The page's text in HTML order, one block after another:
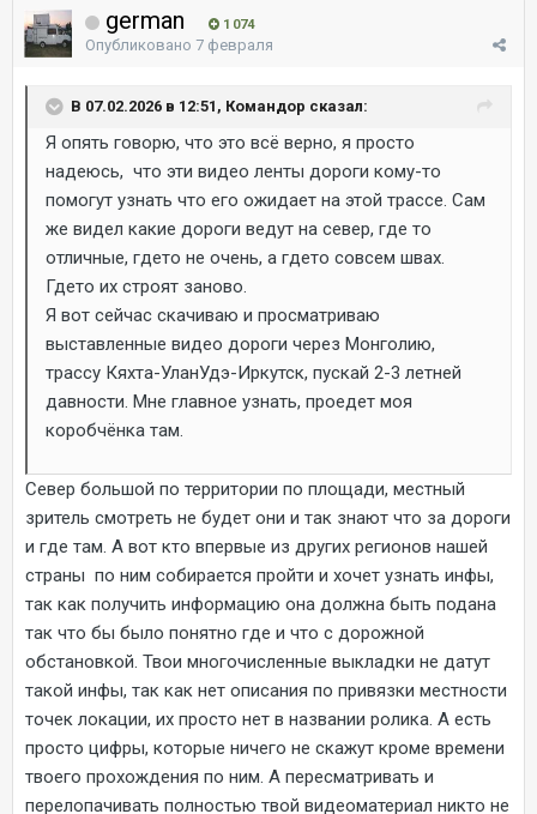
german 1 074
Опубликовано 7 февраля
В 07.02.2026 в 12:51, Командор сказал:
Я опять говорю, что это всё верно, я просто
надеюсь, что эти видео ленты дороги кому-то
помогут узнать что его ожидает на этой трассе. Сам
же видел какие дороги ведут на север, где то
отличные, гдето не очень, а гдето совсем швах.
Гдето их строят заново.
Я вот сейчас скачиваю и просматриваю
выставленные видео дороги через Монголию,
трассу Кяхта-УланУдэ-Иркутск, пускай 2-3 летней
давности. Мне главное узнать, проедет моя
коробчёнка там.
Север большой по территории по площади, местный
зритель смотреть не будет они и так знают что за дороги
и где там. А вот кто впервые из других регионов нашей
страны по ним собирается пройти и хочет узнать инфы,
так как получить информацию она должна быть подана
так что бы было понятно где и что с дорожной
обстановкой. Твои многочисленные выкладки не датут
такой инфы, так как нет описания по привязки местности
точек локации, их просто нет в названии ролика. А есть
просто цифры, которые ничего не скажут кроме времени
твоего прохождения по ним. А пересматривать и
перелопачивать полностью твой видеоматериал никто не